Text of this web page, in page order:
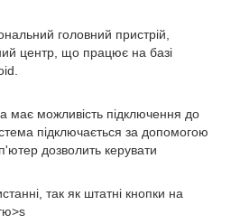
головний пристрій,
центр, що працює на базі
має можливість підключення до
підключається за допомогою
дозволить керувати
так як штатні кнопки на